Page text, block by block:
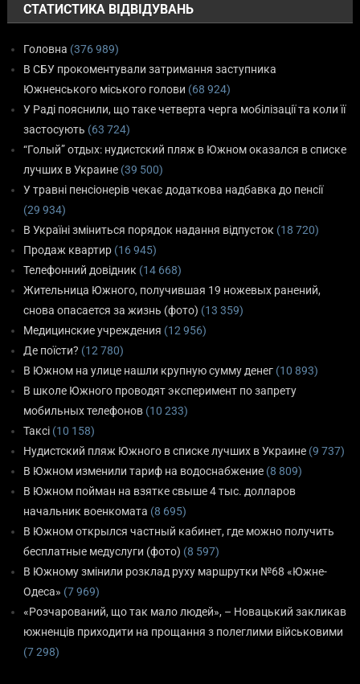
СТАТИСТИКА ВІДВІДУВАНЬ
Головна (376 989)
В СБУ прокоментували затримання заступника
Южненського міського голови (68 924)
У Раді пояснили, що таке четверта черга мобілізації та коли її
застосують (63 724)
“Голый” отдых: нудистский пляж в Южном оказался в списке
лучших в Украине (39 500)
У травні пенсіонерів чекає додаткова надбавка до пенсії
(29 934)
В Україні зміниться порядок надання відпусток (18 720)
Продаж квартир (16 945)
Телефонний довідник (14 668)
Жительница Южного, получившая 19 ножевых ранений,
снова опасается за жизнь (фото) (13 359)
Медицинские учреждения (12 956)
Де поїсти? (12 780)
В Южном на улице нашли крупную сумму денег (10 893)
В школе Южного проводят эксперимент по запрету
мобильных телефонов (10 233)
Таксі (10 158)
Нудистский пляж Южного в списке лучших в Украине (9 737)
В Южном изменили тариф на водоснабжение (8 809)
В Южном пойман на взятке свыше 4 тыс. долларов
начальник военкомата (8 695)
В Южном открылся частный кабинет, где можно получить
бесплатные медуслуги (фото) (8 597)
В Южному змінили розклад руху маршрутки №68 «Южне-
Одеса» (7 969)
«Розчарований, що так мало людей», – Новацький закликав
южненців приходити на прощання з полеглими військовими
(7 298)